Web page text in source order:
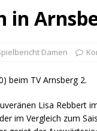
Der TV Westfalia Halingen
der Mitgliedsbeiträge
in
Damen
beim TV Arnsberg 2.
Lisa Rebbert
im Vergleich zum